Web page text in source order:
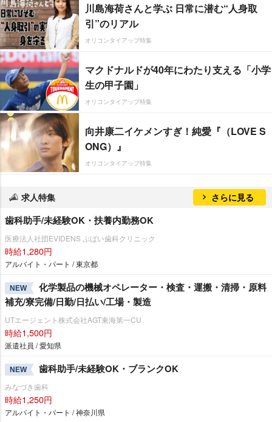
川島海荷さんと学ぶ 日常に潜む“人身取
引”のリアル
オリコンタイアップ特集
マクドナルドが40年にわたり支える「小学
生の甲子園」
オリコンタイアップ特集
向井康二イケメンすぎ！純愛『（LOVE S
ONG）』
オリコンタイアップ特集
求人特集 さらに見る
歯科助手/未経験OK・扶養内勤務OK
医療法人社団EVIDENS ぶばい歯科クリニック
時給1,280円
アルバイト・パート / 東京都
NEW
化学製品の機械オペレーター・検査・運搬・清掃・原料
補充/寮完備/日勤/日払い/工場・製造
UTエージェント株式会社AGT東海第一CU
時給1,500円
派遣社員 / 愛知県
NEW 歯科助手/未経験OK・ブランクOK
みなづき歯科
時給1,250円
アルバイト・パート / 神奈川県